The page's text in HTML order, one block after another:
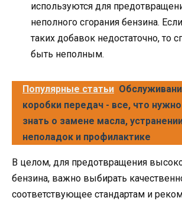
используются для
неполного сгорания бензина.
таких добавок недостаточно, то
быть неполным.
Популярные статьи
коробки передач - все, что нужно
знать о замене масла,
неполадок и профилактике
В целом, для предотвращения
бензина, важно выбирать
соответствующее стандартам и